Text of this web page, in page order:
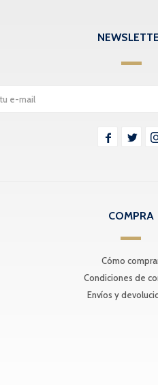
COMPRA
Cómo
Condiciones de
Envíos y
 